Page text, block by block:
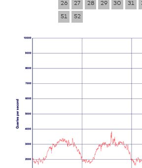
26 27 28 29 30 31
51 52